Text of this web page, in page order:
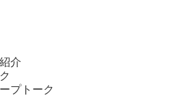
ーク